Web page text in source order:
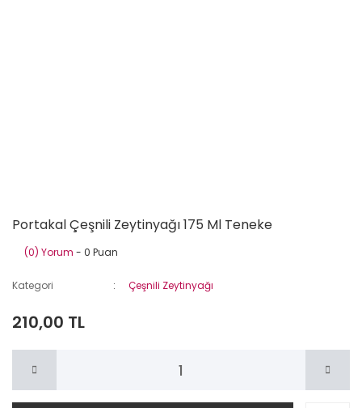
Portakal Çeşnili Zeytinyağı 175 Ml Teneke
(0) Yorum - 0 Puan
Kategori Çeşnili Zeytinyağı
210,00 TL